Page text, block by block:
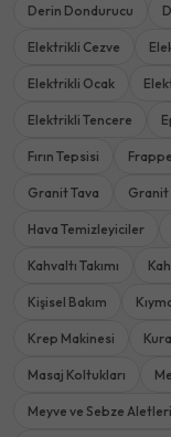
Derin Dondurucu
Elektrikli Cezve
Elektrikli Ocak
Elektrikli Tencere
Fırın Tepsisi
Granit Tava Granit
Hava Temizleyiciler
Kahvaltı Takımı
Kişisel Bakım
Krep Makinesi
Masaj Koltukları
Meyve ve Sebze Aletleri